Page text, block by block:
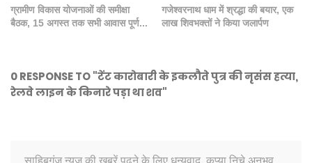
ग्रामीण विकास योजनाओं की समीक्षा
बैठक, 15 अगस्त तक सभी आवास पूर्ण...
गजेश्वरनाथ धाम में श्रद्धा की बयार, एक
लाख शिवभक्तों ने किया जलार्पण
0 RESPONSE TO "टेंट कारोबारी के इकलौते पुत्र की नृसंस हत्या,
रेलवे लाइन के किनारे पड़ा था शव"
साहिबगंज न्यूज़ की खबरें पढ़ने के लिए धन्यवाद, कृप्या निचे अनुभव